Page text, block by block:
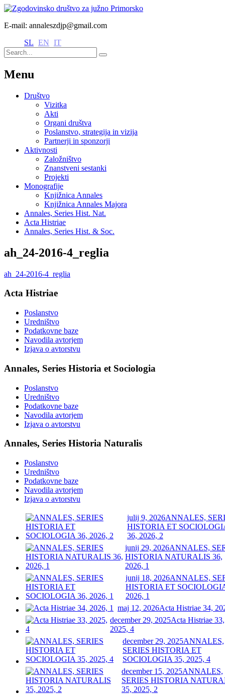
E-mail: annaleszdjp@gmail.com
SL EN IT
Menu
Društvo
Vizitka
Akti
Organi društva
Poslanstvo, strategija in vizija
Partnerji in sponzorji
Aktivnosti
Založništvo
Znanstveni sestanki
Projekti
Monografije
Knjižnica Annales
Knjižnica Annales Majora
Annales, Series Hist. Nat.
Acta Histriae
Annales, Series Hist. & Soc.
ah_24-2016-4_reglia
ah_24-2016-4_reglia
Acta Histriae
Poslanstvo
Uredništvo
Podatkovne baze
Navodila avtorjem
Izjava o avtorstvu
Annales, Series Historia et Sociologia
Poslanstvo
Uredništvo
Podatkovne baze
Navodila avtorjem
Izjava o avtorstvu
Annales, Series Historia Naturalis
Poslanstvo
Uredništvo
Podatkovne baze
Navodila avtorjem
Izjava o avtorstvu
julij 9, 2026ANNALES,
HISTORIA ET
36, 2026, 2
junij 29, 2026ANNALES,
HISTORIA NATURALIS 36,
2026, 1
junij 18, 2026ANNALES,
HISTORIA ET
2026, 1
maj 12, 2026Acta Histriae 34,
december 29, 2025Acta Histriae 33,
2025, 4
december 29, 2025ANNALES,
SERIES HISTORIA ET
SOCIOLOGIA 35, 2025, 4
december 15, 2025ANNALES,
SERIES HISTORIA
35, 2025, 2